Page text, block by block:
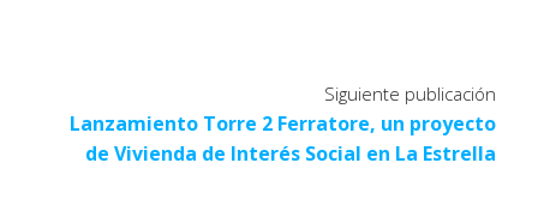
Siguiente publicación
Lanzamiento Torre 2 Ferratore, un proyecto
de Vivienda de Interés Social en La Estrella